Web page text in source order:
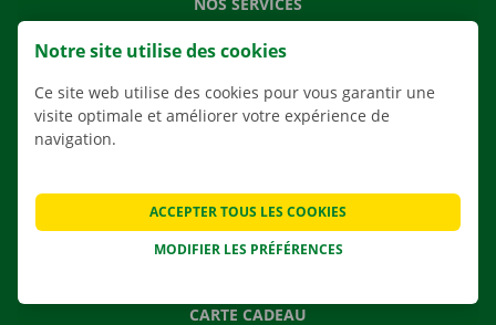
AGENCES
SOLUTIONS DE DÉMÉNAGEMENT
CONTACTEZ NOUS
QUESTIONS FRÉQUENTES
CARTE CADEAU
Notre site utilise des cookies
Ce site web utilise des cookies pour vous garantir une
visite optimale et améliorer votre expérience de
navigation.
MODIFIER LES PRÉFÉRENCES
ACCEPTER TOUS LES COOKIES